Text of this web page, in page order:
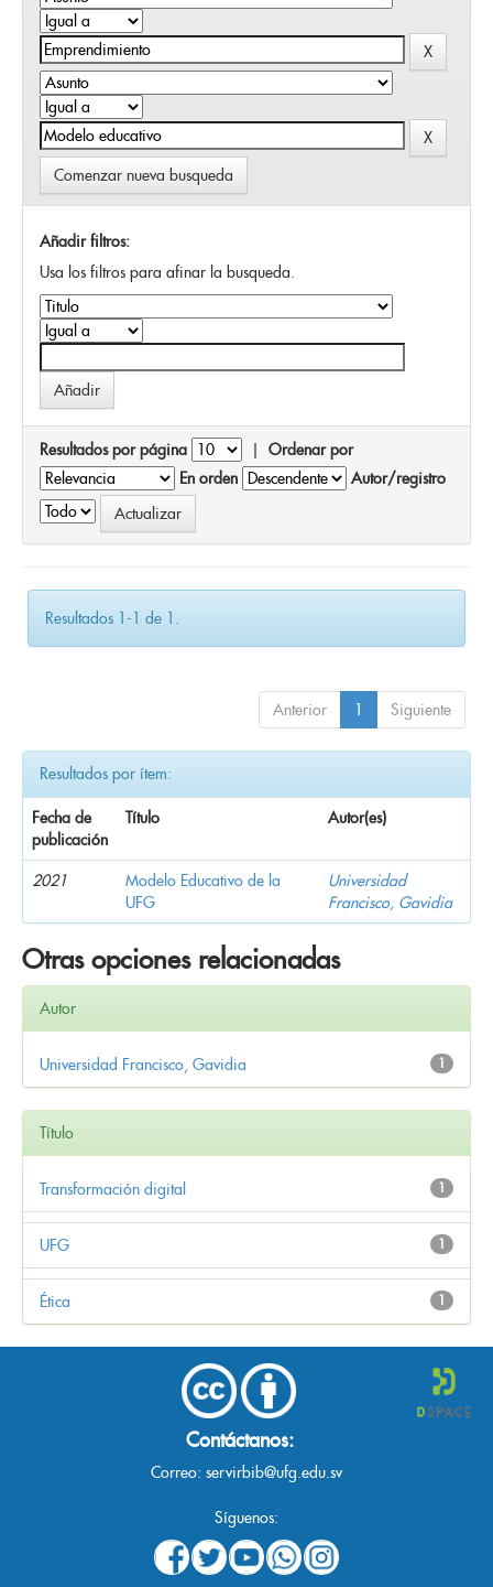
Comenzar nueva busqueda
Añadir filtros:
Usa los filtros para afinar la busqueda.
Resultados por página | Ordenar por
En orden
Autor/registro
Resultados 1-1 de 1.
Anterior 1 Siguiente
Resultados por ítem:
Fecha de
publicación
Título Autor(es)
2021
Modelo Educativo de la
UFG
Universidad
Francisco, Gavidia
Otras opciones relacionadas
Autor
1
Universidad Francisco, Gavidia
Título
1
Transformación digital
1
UFG
1
Ética
Contáctanos:
Correo: servirbib@ufg.edu.sv
Síguenos: